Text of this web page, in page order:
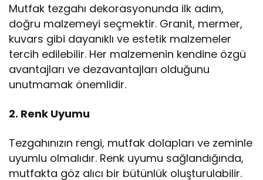
Mutfak tezgahı dekorasyonunda ilk adım,
doğru malzemeyi seçmektir. Granit, mermer,
kuvars gibi dayanıklı ve estetik malzemeler
tercih edilebilir. Her malzemenin kendine özgü
avantajları ve dezavantajları olduğunu
unutmamak önemlidir.
2. Renk Uyumu
Tezgahınızın rengi, mutfak dolapları ve zeminle
uyumlu olmalıdır. Renk uyumu sağlandığında,
mutfakta göz alıcı bir bütünlük oluşturulabilir.